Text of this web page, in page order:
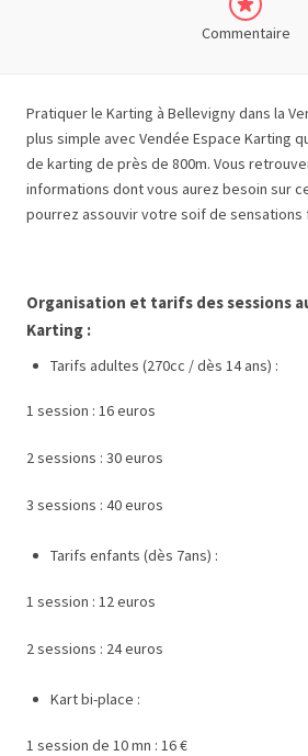
Commentaire
Pratiquer le Karting à Bellevigny dans la
plus simple avec Vendée Espace Karting
de karting de près de 800m. Vous
informations dont vous aurez besoin sur
pourrez assouvir votre soif de
Organisation et tarifs des sessions
Karting :
Tarifs adultes (270cc / dès 14 ans) :
1 session : 16 euros
2 sessions : 30 euros
3 sessions : 40 euros
Tarifs enfants (dès 7ans) :
1 session : 12 euros
2 sessions : 24 euros
Kart bi-place :
1 session de 10 mn : 16 €